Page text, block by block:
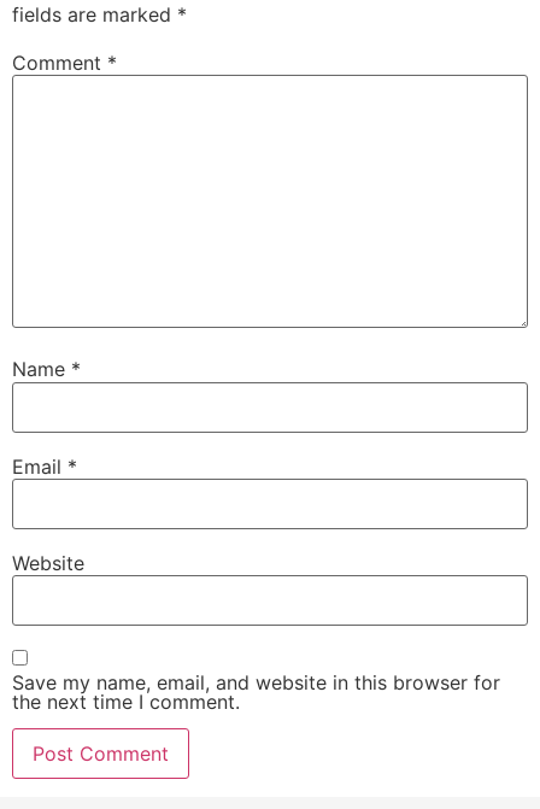
fields are marked *
Comment *
Name *
Email *
Website
Save my name, email, and website in this browser for
the next time I comment.